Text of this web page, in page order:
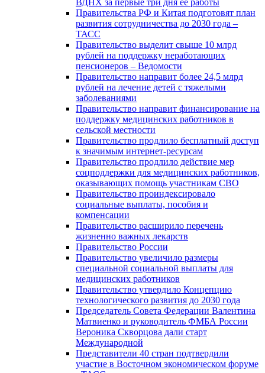
ВДНХ за первые три дня ее работы
Правительства РФ и Китая подготовят план
развития сотрудничества до 2030 года –
ТАСС
Правительство выделит свыше 10 млрд
рублей на поддержку неработающих
пенсионеров – Ведомости
Правительство направит более 24,5 млрд
рублей на лечение детей с тяжелыми
заболеваниями
Правительство направит финансирование на
поддержку медицинских работников в
сельской местности
Правительство продлило бесплатный доступ
к значимым интернет-ресурсам
Правительство продлило действие мер
соцподдержки для медицинских работников,
оказывающих помощь участникам СВО
Правительство проиндексировало
социальные выплаты, пособия и
компенсации
Правительство расширило перечень
жизненно важных лекарств
Правительство России
Правительство увеличило размеры
специальной социальной выплаты для
медицинских работников
Правительство утвердило Концепцию
технологического развития до 2030 года
Председатель Совета Федерации Валентина
Матвиенко и руководитель ФМБА России
Вероника Скворцова дали старт
Международной
Представители 40 стран подтвердили
участие в Восточном экономическом форуме